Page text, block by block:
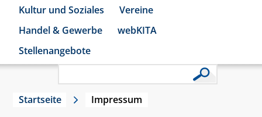
Kultur und Soziales
Vereine
Handel & Gewerbe
webKITA
Stellenangebote
Startseite Impressum